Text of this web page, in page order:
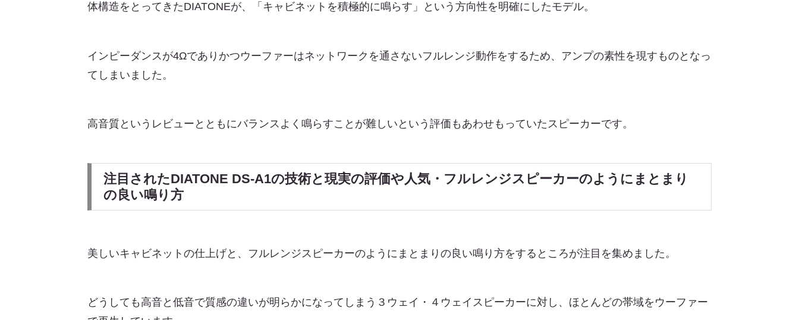
体構造をとってきたDIATONEが、「キャビネットを積極的に鳴らす」という方向性を明確にしたモデル。
インピーダンスが4Ωでありかつウーファーはネットワークを通さないフルレンジ動作をするため、アンプの素性を現すものとなっ
てしまいました。
高音質というレビューとともにバランスよく鳴らすことが難しいという評価もあわせもっていたスピーカーです。
注目されたDIATONE DS-A1の技術と現実の評価や人気・フルレンジスピーカーのようにまとまり
の良い鳴り方
美しいキャビネットの仕上げと、フルレンジスピーカーのようにまとまりの良い鳴り方をするところが注目を集めました。
どうしても高音と低音で質感の違いが明らかになってしまう３ウェイ・４ウェイスピーカーに対し、ほとんどの帯域をウーファー